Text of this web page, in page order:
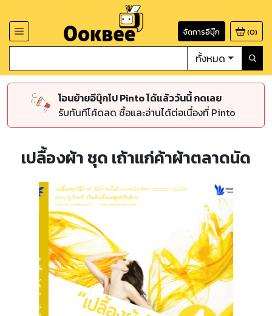
จัดการอีบุ๊ก (0)
ทั้งหมด
โอนย้ายอีบุ๊กไป Pinto ได้แล้ววันนี้ กดเลย
รับทันทีโค้ดลด ซื้อและอ่านได้ต่อเนื่องที่ Pinto
เปลื้องผ้า ชุด เถ้าแก่ค้าผ้าตลาดนัด